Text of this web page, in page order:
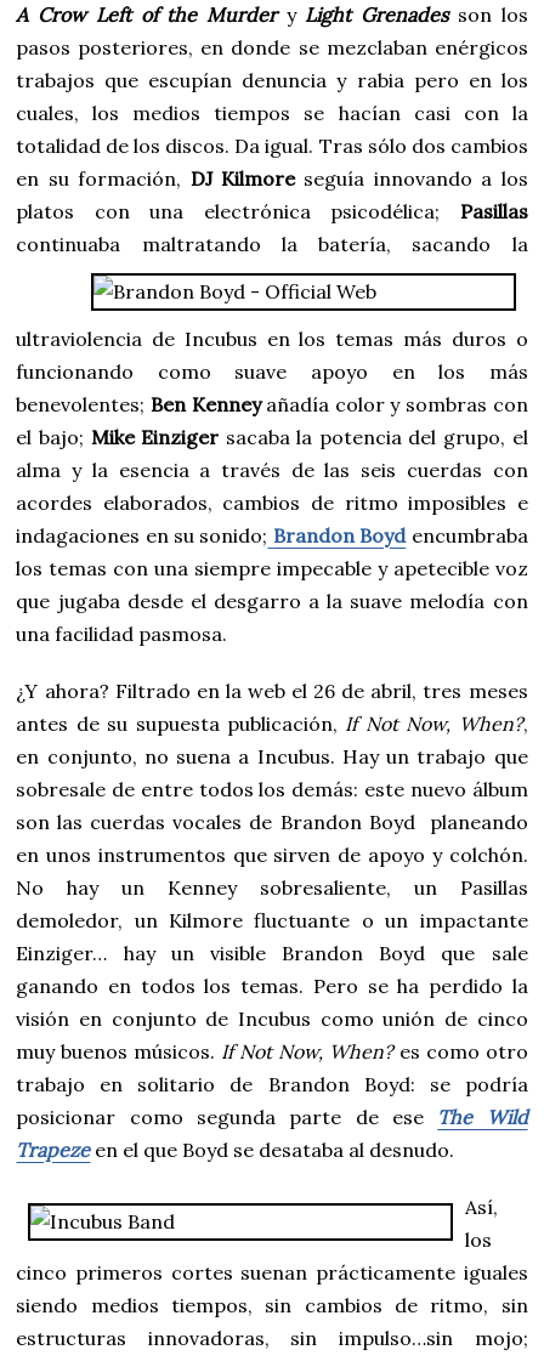
A Crow Left of the Murder y Light Grenades son los
pasos posteriores, en donde se mezclaban enérgicos
trabajos que escupían denuncia y rabia pero en los
cuales, los medios tiempos se hacían casi con la
totalidad de los discos. Da igual. Tras sólo dos cambios
en su formación, DJ Kilmoreseguía innovando a los
platos con una electrónica psicodélica; Pasillas
continuaba maltratando la batería, sacando la
ultraviolencia de Incubus en los temas más duros o
funcionando como suave apoyo en los más
benevolentes; Ben Kenneyañadía color y sombras con
el bajo; Mike Einziger sacaba la potencia del grupo, el
alma y la esencia a través de las seis cuerdas con
acordes elaborados, cambios de ritmo imposibles e
indagaciones en su sonido; Brandon Boyd encumbraba
los temas con una siempre impecable y apetecible voz
que jugaba desde el desgarro a la suave melodía con
una facilidad pasmosa.
¿Y ahora? Filtrado en la web el 26 de abril, tres meses
antes de su supuesta publicación, If Not Now, When?,
en conjunto, no suena a Incubus. Hay un trabajo que
sobresale de entre todos los demás: este nuevo álbum
son las cuerdas vocales de Brandon Boyd planeando
en unos instrumentos que sirven de apoyo y colchón.
No hay un Kenney sobresaliente, un Pasillas
demoledor, un Kilmore fluctuante o un impactante
Einziger… hay un visible Brandon Boyd que sale
ganando en todos los temas. Pero se ha perdido la
visión en conjunto de Incubus como unión de cinco
muy buenos músicos. If Not Now, When? es como otro
trabajo en solitario de Brandon Boyd: se podría
posicionar como segunda parte de ese The Wild
Trapezeen el que Boyd se desataba al desnudo.
Así,
los
cinco primeros cortes suenan prácticamente iguales
siendo medios tiempos, sin cambios de ritmo, sin
estructuras innovadoras, sin impulso…sin mojo;